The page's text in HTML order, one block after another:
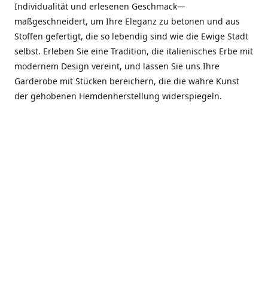
Individualität und erlesenen Geschmack—
maßgeschneidert, um Ihre Eleganz zu betonen und aus
Stoffen gefertigt, die so lebendig sind wie die Ewige Stadt
selbst. Erleben Sie eine Tradition, die italienisches Erbe mit
modernem Design vereint, und lassen Sie uns Ihre
Garderobe mit Stücken bereichern, die die wahre Kunst
der gehobenen Hemdenherstellung widerspiegeln.